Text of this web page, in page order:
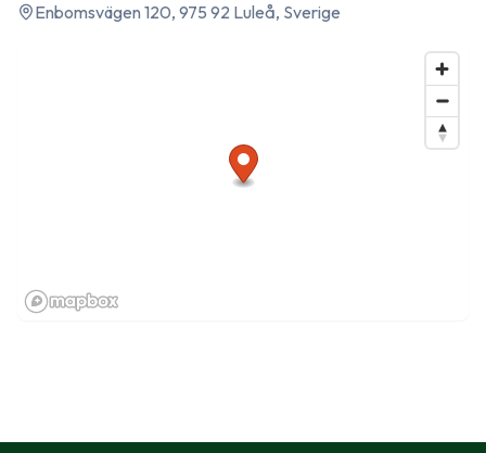
Enbomsvägen 120, 975 92 Luleå, Sverige